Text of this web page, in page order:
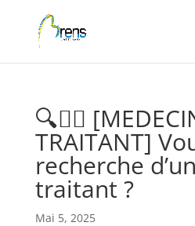
🔍👨‍⚕️
TRAITANT]
recherche
traitant ?
Mai 5, 2025